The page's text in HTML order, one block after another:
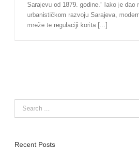
Sarajevu od 1879. godine.” Iako je dao
urbanističkom razvoju Sarajeva,
mreže te regulaciji korita [...]
Recent Posts